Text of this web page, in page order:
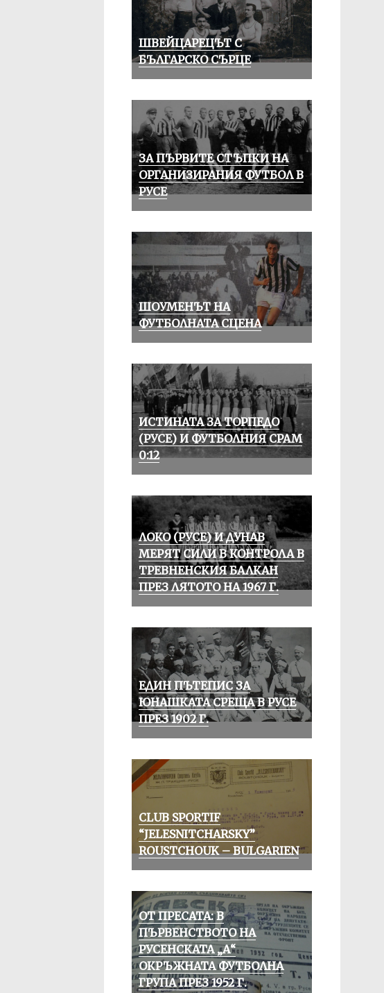
ШВЕЙЦАРЕЦЪТ С
БЪЛГАРСКО СЪРЦЕ
ЗА ПЪРВИТЕ СТЪПКИ НА
ОРГАНИЗИРАНИЯ ФУТБОЛ В
РУСЕ
ШОУМЕНЪТ НА
ФУТБОЛНАТА СЦЕНА
ИСТИНАТА ЗА ТОРПЕДО
(РУСЕ) И ФУТБОЛНИЯ СРАМ
0:12
ЛОКО (РУСЕ) И ДУНАВ
МЕРЯТ СИЛИ В КОНТРОЛА В
ТРЕВНЕНСКИЯ БАЛКАН
ПРЕЗ ЛЯТОТО НА 1967 Г.
ЕДИН ПЪТЕПИС ЗА
ЮНАШКАТА СРЕЩА В РУСЕ
ПРЕЗ 1902 Г.
CLUB SPORTIF
“JELESNITCHARSKY”
ROUSTCHOUK – BULGARIEN
ОТ ПРЕСАТА: В
ПЪРВЕНСТВОТО НА
РУСЕНСКАТА „А“
ОКРЪЖНАТА ФУТБОЛНА
ГРУПА ПРЕЗ 1952 Г.